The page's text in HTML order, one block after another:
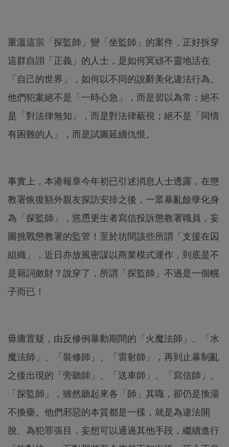
重溫這宗「探監師」變「坐監師」的案件，正好拆穿
這群自詡「正義」的人士，是如何冥頑不靈地活在
「自己的世界」，如何以不同的說辭美化違法行為。
他們犯案絕不是「一時心急」，而是習以為常；絕不
是「對法律無知」，而是對法律藐視；絕不是「同情
有困難的人」，而是試圖延續仇恨。
事實上，本港報章今年初已引述消息人士透露，在懲
教署恢復額外親友探訪安排之後，一眾暴亂餘孽化身
為「探監師」，慫恿更生者寫信投訴懲教署職員，妄
圖挑戰懲教署的監管！至於坊間該些所謂「支援在囚
組織」，近日亦放風密謀以商業模式運作，到底是不
是藉詞斂財？說穿了，所謂「探監師」不過是一個幌
子而已！
毋庸置疑，由反修例暴動期間的「火魔法師」、「水
魔法師」、「裝修師」、「雷射師」，再到止暴制亂
之後出現的「旁聽師」、「送車師」、「寫信師」、
「探監師」，雖然聽起來各「師」其職，卻仍是換湯
不換藥。他們邪惡的本質都是一樣，就是為違法開
脫、為犯罪張目，妄想可以通過其他手段，繼續進行